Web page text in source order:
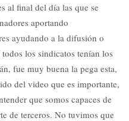
al final del día las que se
aportando
ayudando a la difusión o
los sindicatos tenían los
fue muy buena la pega esta,
del video que es importante,
que somos capaces de
de terceros. No tuvimos que